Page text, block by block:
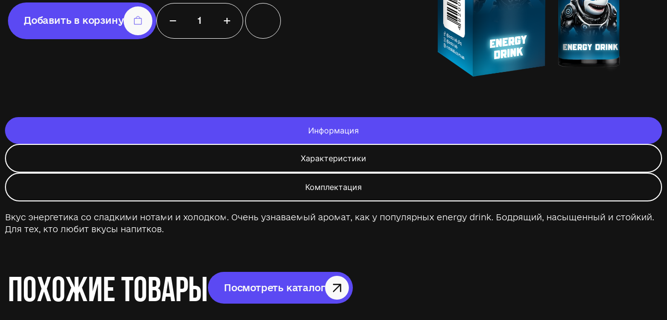
− +
Добавить в корзину
Информация
Характеристики
Комплектация
Вкус энергетика со сладкими нотами и холодком. Очень узнаваемый аромат, как у популярных energy drink. Бодрящий, насыщенный и стойкий.
Для тех, кто любит вкусы напитков.
ПОХОЖИЕ ТОВАРЫ Посмотреть каталог